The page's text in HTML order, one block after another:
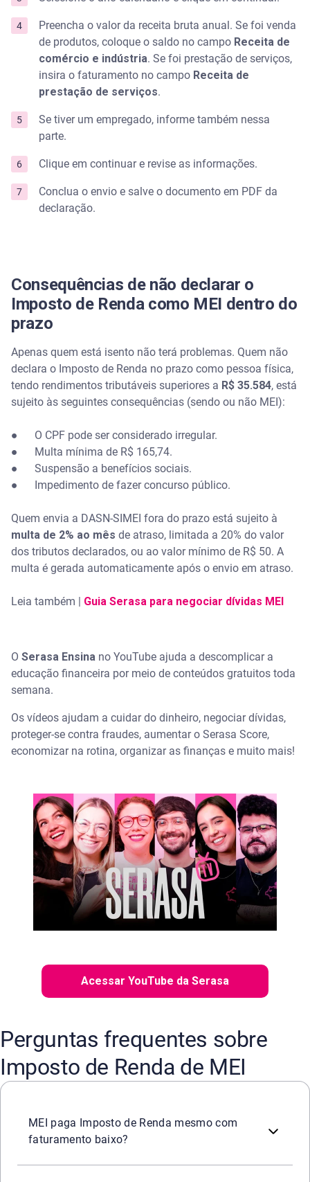
Preencha o valor da receita bruta anual. Se foi venda
de produtos, coloque o saldo no campo Receita de
comércio e indústria. Se foi prestação de serviços,
insira o faturamento no campo Receita de
prestação de serviços.
Se tiver um empregado, informe também nessa
parte.
Clique em continuar e revise as informações.
Conclua o envio e salve o documento em PDF da
declaração.
Consequências de não declarar o
Imposto de Renda como MEI dentro do
prazo
Apenas quem está isento não terá problemas. Quem não
declara o Imposto de Renda no prazo como pessoa física,
tendo rendimentos tributáveis superiores a R$ 35.584, está
sujeito às seguintes consequências (sendo ou não MEI):
● O CPF pode ser considerado irregular.
● Multa mínima de R$ 165,74.
● Suspensão a benefícios sociais.
● Impedimento de fazer concurso público.
Quem envia a DASN-SIMEI fora do prazo está sujeito à
multa de 2% ao mês de atraso, limitada a 20% do valor
dos tributos declarados, ou ao valor mínimo de R$ 50. A
multa é gerada automaticamente após o envio em atraso.
Leia também | Guia Serasa para negociar dívidas MEI
O Serasa Ensina no YouTube ajuda a descomplicar a
educação financeira por meio de conteúdos gratuitos toda
semana.
Os vídeos ajudam a cuidar do dinheiro, negociar dívidas,
proteger-se contra fraudes, aumentar o Serasa Score,
economizar na rotina, organizar as finanças e muito mais!
Acessar YouTube da Serasa
Perguntas frequentes sobre
Imposto de Renda de MEI
MEI paga Imposto de Renda mesmo com
faturamento baixo?